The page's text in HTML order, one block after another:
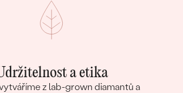
a etika
z lab-grown diamantů a